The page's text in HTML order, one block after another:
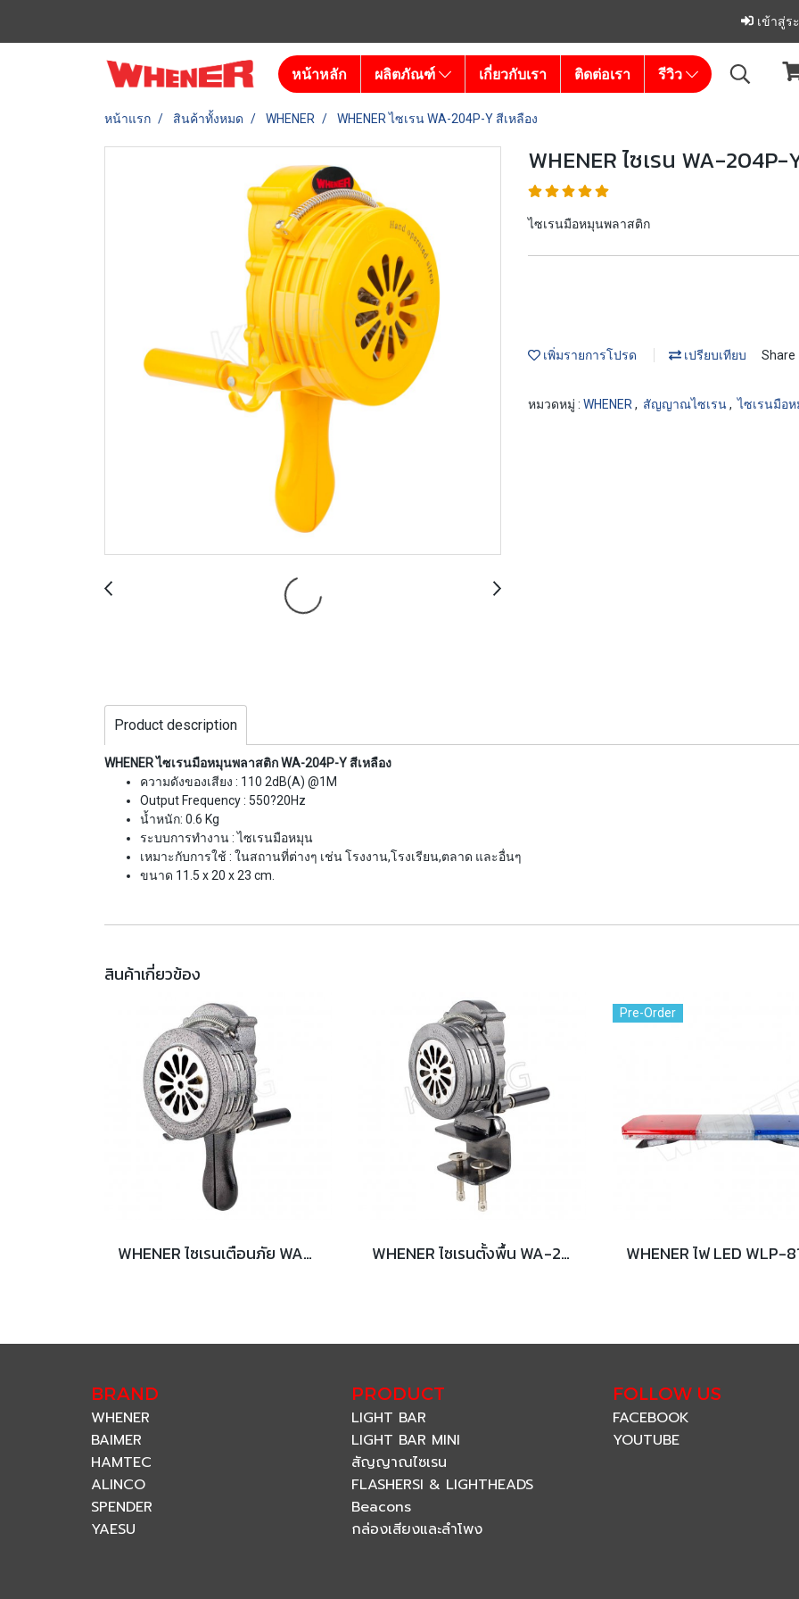
เข้าสู่ร
หน้าหลัก ผลิตภัณฑ์ เกี่ยวกับเรา ติดต่อเรา รีวิว
หน้าแรก สินค้าทั้งหมด WHENER WHENER ไซเรน WA-204P-Y สีเหลือง
WHENER ไซเรน WA-
ไซเรนมือหมุนพลาสติก
เพิ่มรายการโปรด เปรียบเทียบ Share
หมวดหมู่ : WHENER , สัญญาณไซเรน, ไซเรนมือ
Product description
WHENER ไซเรนมือหมุนพลาสติก WA-204P-Y สีเหลือง
ความดังของเสียง : 110 2dB(A) @1M
Output Frequency : 550?20Hz
น้ำหนัก: 0.6 Kg
ระบบการทำงาน : ไซเรนมือหมุน
เหมาะกับการใช้ : ในสถานที่ต่างๆ เช่น โรงงาน,โรงเรียน,ตลาด และอื่นๆ
ขนาด 11.5 x 20 x 23 cm.
สินค้าเกี่ยวข้อง
WHENER ไซเรนเตือนภัย WA-201-GR สีเทา (มือหมุน) WHENER ไซเรนตั้งพื้น WA-203-GR สีเทา
Pre-Order
BRAND
WHENER
BAIMER
HAMTEC
ALINCO
SPENDER
YAESU
PRODUCT
LIGHT BAR
LIGHT BAR MINI
สัญญาณไซเรน
FLASHERSI & LIGHTHEADS
Beacons
กล่องเสียงและลำโพง
FOLLOW US
FACEBOOK
YOUTUBE